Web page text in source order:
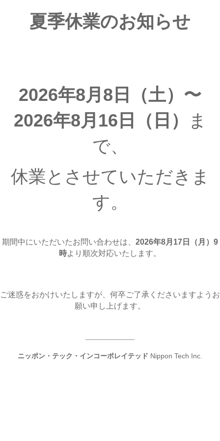
夏季休業のお知らせ
2026年8月8日（土）〜
2026年8月16日（日）
ま
で、
休業とさせていただきま
す。
期間中にいただいたお問い合わせは、 2026年8月17日（月 ）9
時より順次対応いたします。
ご迷惑をおかけいたしますが、何卒ご了承くださいますようお
願い申し上げます。
ニッポン・テック・インコーポレイテッド Nippon Tech Inc.